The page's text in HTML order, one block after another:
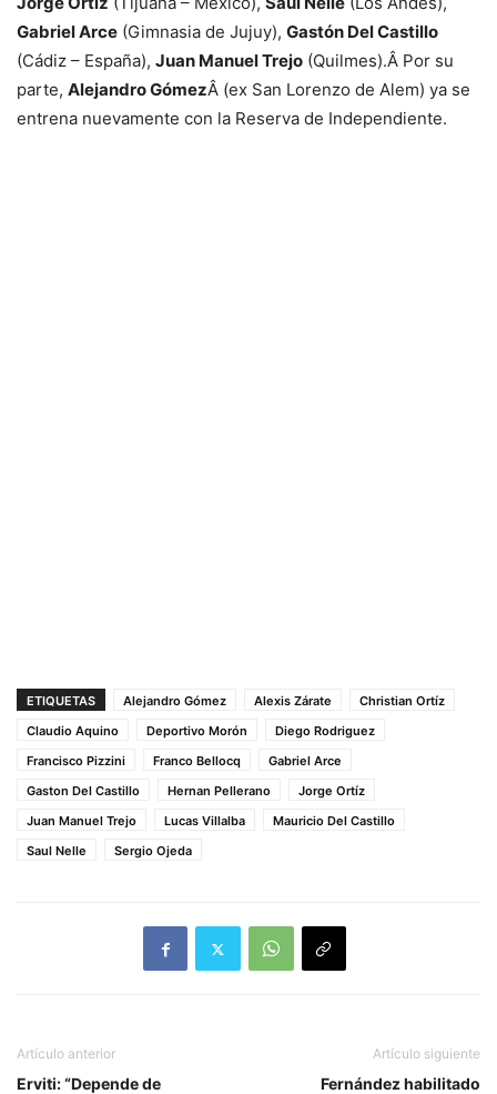
Gabriel Arce (Gimnasia de Jujuy), Gastón Del Castillo
(Cádiz – España), Juan Manuel Trejo (Quilmes).Â Por su
parte, Alejandro GómezÂ (ex San Lorenzo de Alem) ya se
entrena nuevamente con la Reserva de Independiente.
ETIQUETAS Alejandro Gómez Alexis Zárate
Christian Ortíz
Claudio Aquino
Deportivo Morón
Diego Rodriguez
Francisco Pizzini
Franco Bellocq
Gabriel Arce
Gaston Del Castillo
Hernan Pellerano
Jorge Ortíz
Juan Manuel Trejo
Lucas Villalba
Mauricio Del Castillo
Saul Nelle
Sergio Ojeda
Artículo anterior
Erviti: “Depende de
Artículo siguiente
Fernández habilitado